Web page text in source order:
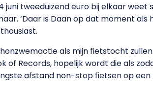
juni tweeduizend euro bij elkaar
‘Daar is Daan op dat moment
als mijn fietstocht
of Records, hopelijk wordt die als
afstand non-stop fietsen op een